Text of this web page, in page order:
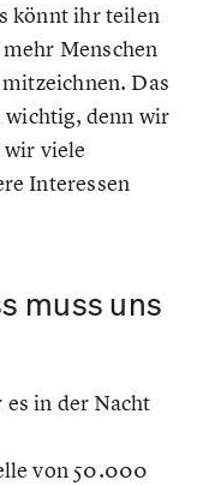
könnt ihr teilen
Menschen
Das
wichtig, denn wir
wir viele
Interessen
muss uns
in der Nacht
von 50.000